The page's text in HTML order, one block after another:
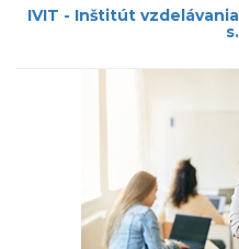
IVIT - Inštitút